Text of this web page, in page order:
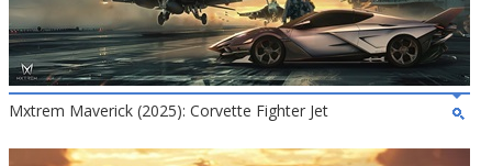
Mxtrem Maverick (2025): Corvette Fighter Jet